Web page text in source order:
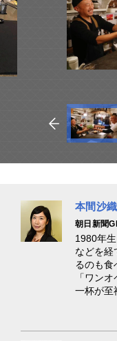
本間沙織
朝日新聞
1980年
などを経
るのも食
「ワン
一杯が至